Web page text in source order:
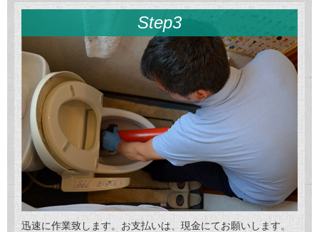
Step3
迅速に作業致します。お支払いは、現金にてお願いします。